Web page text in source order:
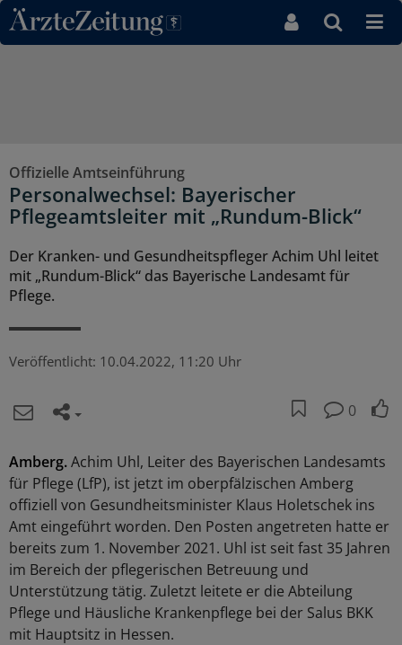
Direkt zum Inhaltsbereich
Offizielle Amtseinführung
Personalwechsel: Bayerischer
Pflegeamtsleiter mit „Rundum-Blick“
Der Kranken- und Gesundheitspfleger Achim Uhl leitet
mit „Rundum-Blick“ das Bayerische Landesamt für
Pflege.
Veröffentlicht: 10.04.2022, 11:20 Uhr
0
Amberg.Achim Uhl, Leiter des Bayerischen Landesamts
für Pflege (LfP), ist jetzt im oberpfälzischen Amberg
offiziell von Gesundheitsminister Klaus Holetschek ins
Amt eingeführt worden. Den Posten angetreten hatte er
bereits zum 1. November 2021. Uhl ist seit fast 35 Jahren
im Bereich der pflegerischen Betreuung und
Unterstützung tätig. Zuletzt leitete er die Abteilung
Pflege und Häusliche Krankenpflege bei der Salus BKK
mit Hauptsitz in Hessen.